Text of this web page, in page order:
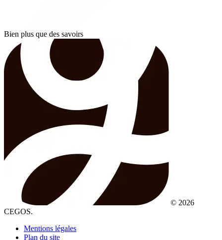
Bien plus que des savoirs
© 2026
CEGOS.
Mentions légales
Plan du site